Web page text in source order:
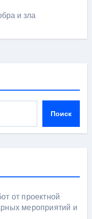
и зла
Поиск
от проектной
мероприятий и